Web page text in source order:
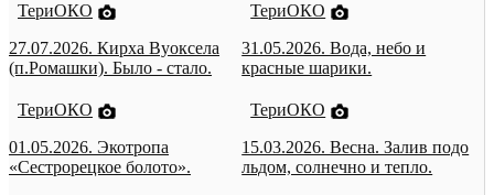
ТериОКО
27.07.2026. Кирха Вуоксела
(п.Ромашки). Было - стало.
ТериОКО
31.05.2026. Вода, небо и
красные шарики.
ТериОКО
01.05.2026. Экотропа
«Сестрорецкое болото».
ТериОКО
15.03.2026. Весна. Залив подо
льдом, солнечно и тепло.